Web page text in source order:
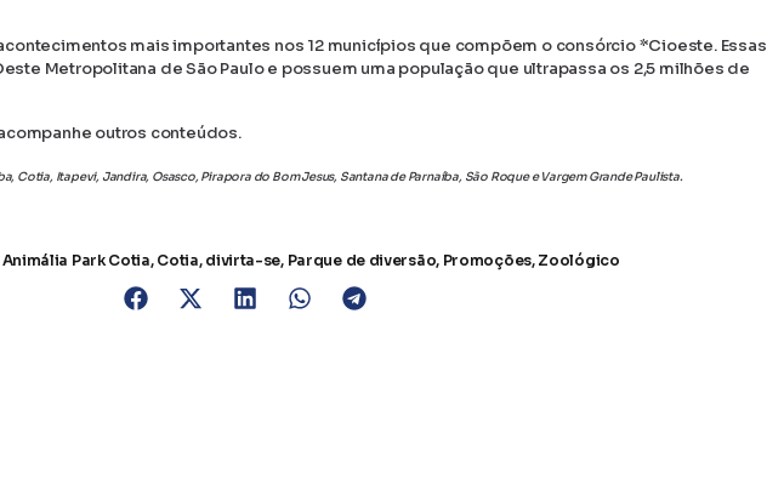
mais importantes nos 12 municípios que compõem o consórcio *Cioeste. Essas
Metropolitana de São Paulo e possuem uma população que ultrapassa os 2,5 milhões de
outros conteúdos.
Cotia, Itapevi, Jandira, Osasco, Pirapora do Bom Jesus, Santana de Parnaíba, São Roque e Vargem Grande Paulista.
chegam ao Animalia Park
ingressos falsos do Animália Park e outros parques